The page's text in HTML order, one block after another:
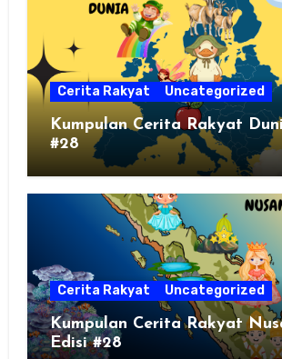
Cerita Rakyat Uncategorized
Kumpulan Cerita Rakyat
#28
Cerita Rakyat Uncategorized
Kumpulan Cerita Rakyat
Edisi #28